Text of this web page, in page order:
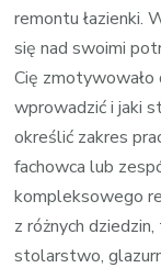
remontu łazienki.
się nad swoimi
Cię zmotywowało
wprowadzić i jaki
określić zakres
fachowca lub
kompleksowego
z różnych
stolarstwo,